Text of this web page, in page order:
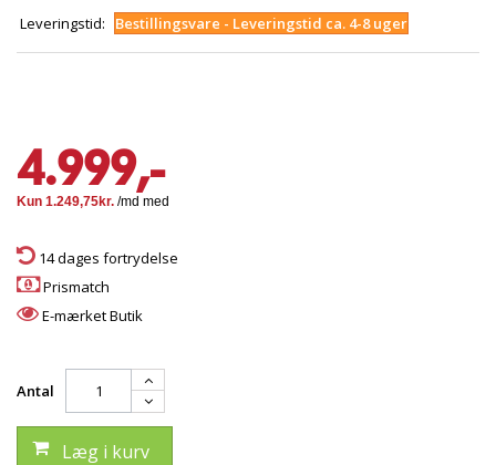
Leveringstid:
Bestillingsvare - Leveringstid ca. 4-8 uger
4.999,-
14 dages fortrydelse
Prismatch
E-mærket Butik
Antal
Læg i kurv